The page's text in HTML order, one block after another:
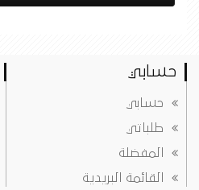
حسابي
حسابي
طلباتي
المفضلة
القائمة البريدية